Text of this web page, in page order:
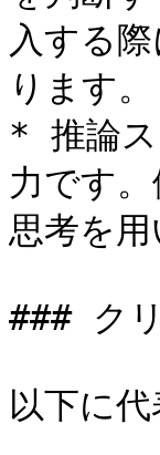
入する
ります。
* 推論ス
力です
思考を
### ク
以下に